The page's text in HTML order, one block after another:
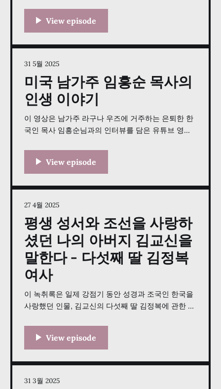
하는 것을 목표로 하며, 박씨의 개인적인 역사, 특히
그는 군사경찰로 복무하며 겪었던 구체적인 고난과
미국 남가주 임흥순 목사의
인생 이야기
이 영상은 남가주 라구나 우즈에 거주하는 은퇴한 한
국인 목사 임흥순님과의 인터뷰를 담은 유튜브 영상
에서의 일제 강점기 및 한국전쟁 당시의 경험에서 시
감독하는 토목기사로서의 경력, 특히 다리 건설에 중
점을 둔 내용을
31 5월 2025
평생 성서와 조선을 사랑하
셨던 나의 아버지 김교신을
말한다 - 다섯째 딸 김정복
여사
이 녹취록은 일제 강점기 동안 성경과 조국인 한국을
사랑했던 인물, 김교신의 다섯째 딸 김정복에 관한 내
해 한국인의 정체성을 지키려 했던 그의 헌신을 강조
하는데, 결혼과 미국 이민, 그리고 김장환 목사의 도
움으로 모텔 사업에서
27 4월 2025
31 3월 2025